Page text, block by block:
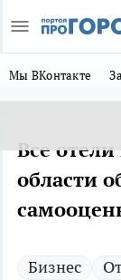
Мы ВКонтакте
Все
области
Бизнес